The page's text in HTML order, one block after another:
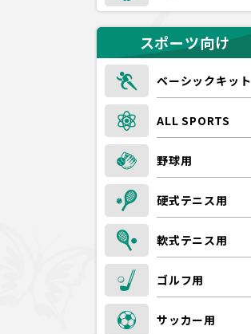
スポーツ向け
ベーシックキット
ALL SPORTS
野球用
硬式テニス用
軟式テニス用
ゴルフ用
サッカー用